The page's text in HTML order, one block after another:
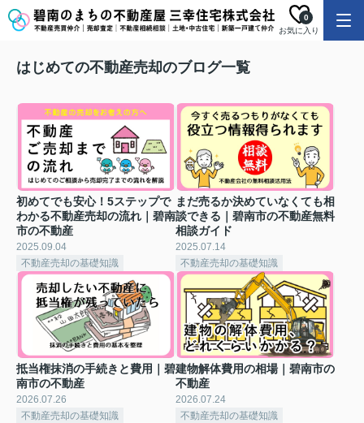
お気に入り
0
はじめての不動産売却のブログ一覧
初めてでも安心！5ステップで
わかる不動産売却の流れ｜碧南
市の不動産
2025.09.04
不動産売却の基礎知識
まだ売るか決めていなくても相
談できる｜碧南市の不動産無料
相談ガイド
2025.07.14
不動産売却の基礎知識
抵当権抹消の手続きと費用｜碧
南市の不動産
2026.07.26
不動産売却の基礎知識
建物解体費用の相場｜碧南市の
不動産
2026.07.24
不動産売却の基礎知識